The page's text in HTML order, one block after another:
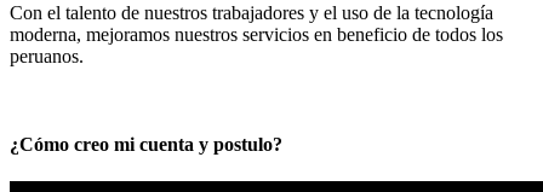
Con el talento de nuestros trabajadores y el uso de la tecnología
moderna, mejoramos nuestros servicios en beneficio de todos los
peruanos.
¿Cómo creo mi cuenta y postulo?